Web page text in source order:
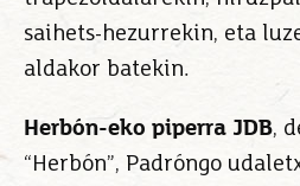
saihets-hezurrekin, eta
aldakor batekin.
Herbón-eko piperra JDB,
“Herbón”, Padróngo